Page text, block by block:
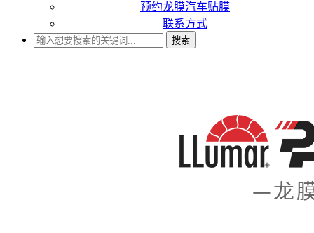
预约龙膜汽车贴膜
联系方式
搜索